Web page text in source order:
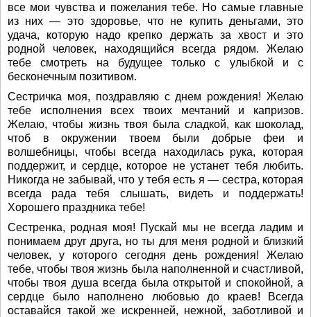
все мои чувства и пожелания тебе. Но самые главные
из них — это здоровье, что не купить деньгами, это
удача, которую надо крепко держать за хвост и это
родной человек, находящийся всегда рядом. Желаю
тебе смотреть на будущее только с улыбкой и с
бесконечным позитивом.
Сестричка моя, поздравляю с днем рождения! Желаю
тебе исполнения всех твоих мечтаний и капризов.
Желаю, чтобы жизнь твоя была сладкой, как шоколад,
чтоб в окружении твоем были добрые феи и
волшебницы, чтобы всегда находилась рука, которая
поддержит, и сердце, которое не устанет тебя любить.
Никогда не забывай, что у тебя есть я — сестра, которая
всегда рада тебя слышать, видеть и поддержать!
Хорошего праздника тебе!
Сестренка, родная моя! Пускай мы не всегда ладим и
понимаем друг друга, но ты для меня родной и близкий
человек, у которого сегодня день рождения! Желаю
тебе, чтобы твоя жизнь была наполненной и счастливой,
чтобы твоя душа всегда была открытой и спокойной, а
сердце было наполнено любовью до краев! Всегда
оставайся такой же искренней, нежной, заботливой и